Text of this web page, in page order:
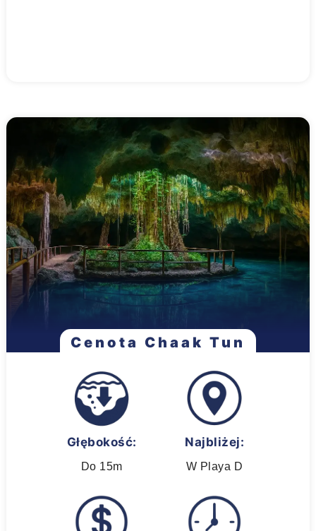
Cenota Chaak Tun
Głębokość:
Do 15m
Najbliżej:
W Playa D